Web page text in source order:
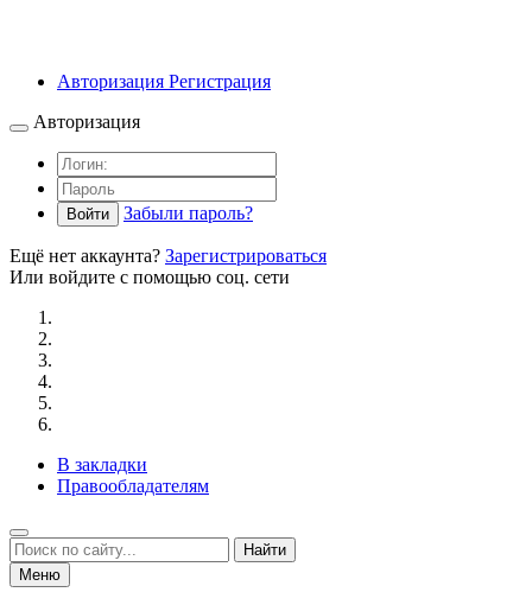
Авторизация Регистрация
Авторизация
Войти Забыли пароль?
Ещё нет аккаунта? Зарегистрироваться
Или войдите с помощью соц. сети
В закладки
Правообладателям
Найти
Меню